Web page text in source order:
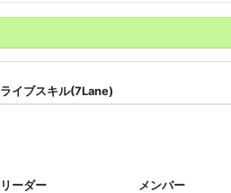
ライブスキル(7Lane)
リーダー メンバー